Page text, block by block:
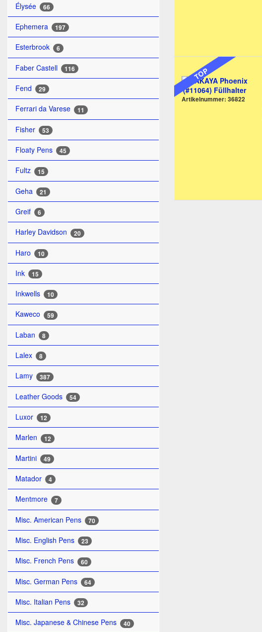
Élysée 66
Ephemera 197
Esterbrook 6
Faber Castell 116
Fend 29
Ferrari da Varese 11
Fisher 53
Floaty Pens 45
Fultz 15
Geha 21
Greif 6
Harley Davidson 20
Haro 10
Ink 15
Inkwells 10
Kaweco 59
Laban 8
Lalex 8
Lamy 387
Leather Goods 54
Luxor 12
Marlen 12
Martini 49
Matador 4
Mentmore 7
Misc. American Pens 70
Misc. English Pens 23
Misc. French Pens 60
Misc. German Pens 64
Misc. Italian Pens 32
Misc. Japanese & Chinese Pens 40
TOP
Artikelnummer: 36822